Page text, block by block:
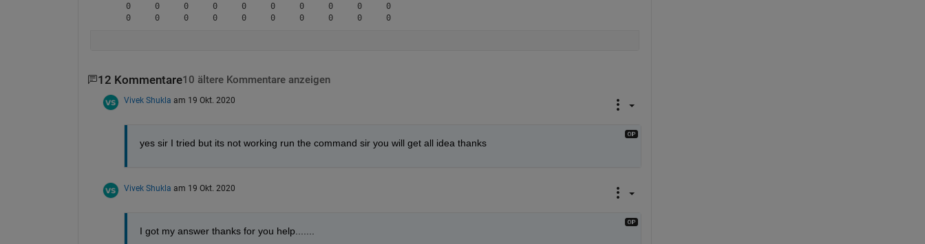
     0     0     0     0     0     0     0     0     0     0
     0     0     0     0     0     0     0     0     0     0
12 Kommentare10 ältere Kommentare anzeigen
Vivek Shukla am 19 Okt. 2020
yes sir I tried but its not working run the command sir you will get all idea thanks
Vivek Shukla am 19 Okt. 2020
I got my answer thanks for you help.......